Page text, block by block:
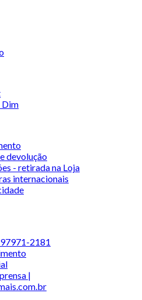
Dim
devolução
- retirada na Loja
internacionais
2181
|